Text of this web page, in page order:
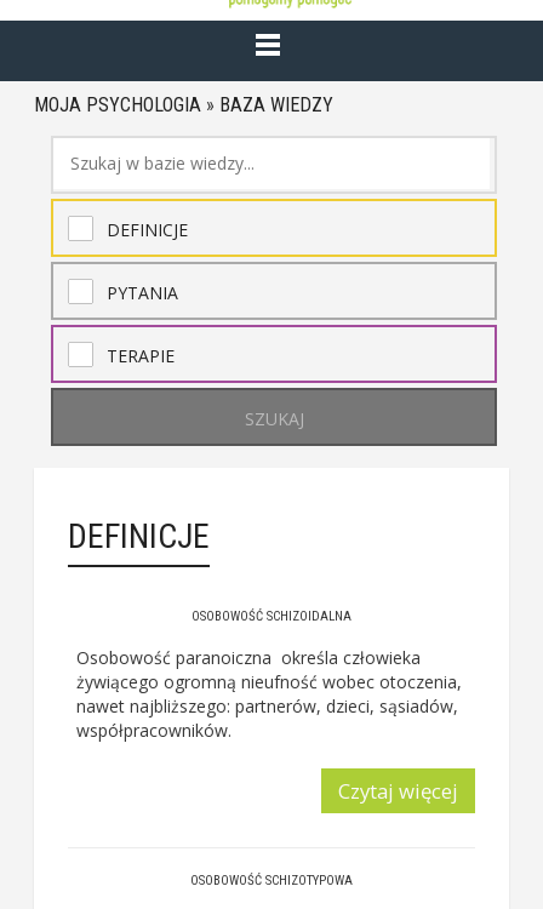
MOJA PSYCHOLOGIA » BAZA WIEDZY
DEFINICJE
PYTANIA
TERAPIE
SZUKAJ
DEFINICJE
OSOBOWOŚĆ SCHIZOIDALNA
Osobowość paranoiczna określa człowieka
żywiącego ogromną nieufność wobec otoczenia,
nawet najbliższego: partnerów, dzieci, sąsiadów,
współpracowników.
Czytaj więcej
OSOBOWOŚĆ SCHIZOTYPOWA